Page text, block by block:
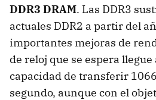
DDR3 DRAM. Las DDR3
actuales DDR2 a partir del
importantes mejoras de
de reloj que se espera
capacidad de transferir
segundo, aunque con el